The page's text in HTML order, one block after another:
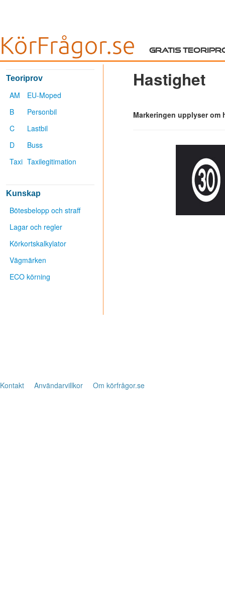
Kontakt Användarvillkor Om körfrågor.se
Gratis
Teoriprov
AM
EU-Moped
B
Personbil
C
Lastbil
D
Buss
Taxi Taxilegitimation
Kunskap
Bötesbelopp och straff
Lagar och regler
Körkortskalkylator
Vägmärken
ECO körning
Hastighet
Markeringen upplyser